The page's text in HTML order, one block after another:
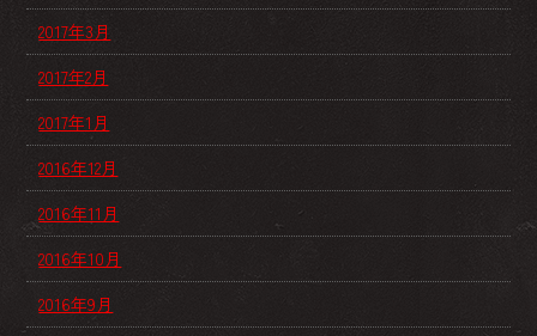
2017年3月
2017年2月
2017年1月
2016年12月
2016年11月
2016年10月
2016年9月